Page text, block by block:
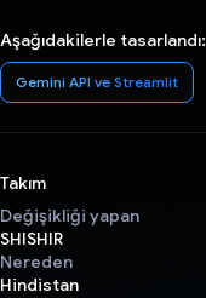
Aşağıdakilerle tasarlandı:
Gemini API ve Streamlit
Takım
Değişikliği yapan
SHISHIR
Nereden
Hindistan